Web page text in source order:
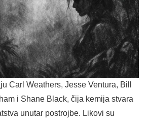
Carl Weathers, Jesse Ventura, Bill
i Shane Black, čija kemija stvara
unutar postrojbe. Likovi su